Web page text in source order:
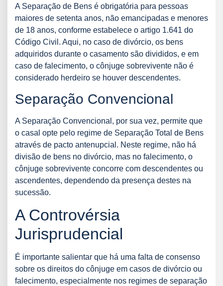
A Separação de Bens é obrigatória para pessoas
maiores de setenta anos, não emancipadas e menores
de 18 anos, conforme estabelece o artigo 1.641 do
Código Civil. Aqui, no caso de divórcio, os bens
adquiridos durante o casamento são divididos, e em
caso de falecimento, o cônjuge sobrevivente não é
considerado herdeiro se houver descendentes.
Separação Convencional
A Separação Convencional, por sua vez, permite que
o casal opte pelo regime de Separação Total de Bens
através de pacto antenupcial. Neste regime, não há
divisão de bens no divórcio, mas no falecimento, o
cônjuge sobrevivente concorre com descendentes ou
ascendentes, dependendo da presença destes na
sucessão.
A Controvérsia
Jurisprudencial
É importante salientar que há uma falta de consenso
sobre os direitos do cônjuge em casos de divórcio ou
falecimento, especialmente nos regimes de separação